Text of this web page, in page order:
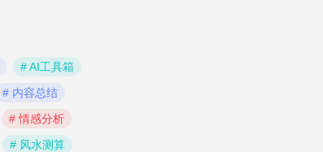
# AI工具箱
# 内容总结
# 情感分析
# 风水测算